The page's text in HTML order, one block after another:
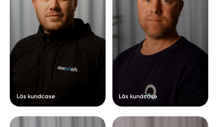
Läs kundcase Läs kundcase